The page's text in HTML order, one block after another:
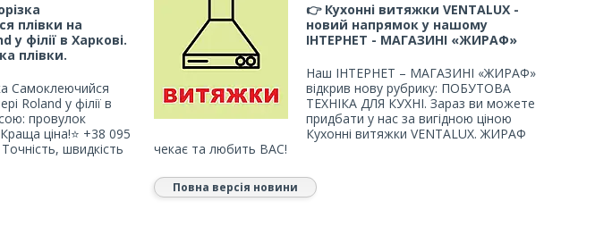
плівки на
у філії в Харкові.
плівки.
Самоклеючийся
Roland у філії в
провулок
ціна!⭐ +38 095
швидкість
👉 Кухонні витяжки VENTALUX -
новий напрямок у нашому
ІНТЕРНЕТ - МАГАЗИНІ «ЖИРАФ»
Наш ІНТЕРНЕТ – МАГАЗИНІ «ЖИРАФ»
відкрив нову рубрику: ПОБУТОВА
ТЕХНІКА ДЛЯ КУХНІ. Зараз ви можете
придбати у нас за вигідною ціною
Кухонні витяжки VENTALUX. ЖИРАФ
чекає та любить ВАС!
Повна версія новини